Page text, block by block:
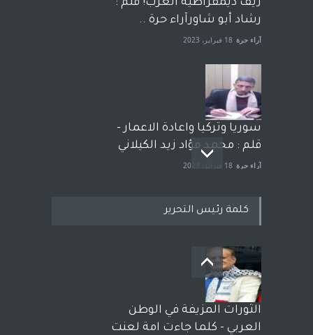
زيف ديمقراطية الغرب! قلم :
رشاد أبو شاورآراء حرة ..
آراء حرة 18 فبراير، 2023
سوريا وتركيا واعادة الاعمار -
قلم : محمد فؤاد زيد الكيلاني
آراء حرة 18 فبراير، 2023
بعد معارك قضائية طاحنة كتب
وترافع فيها بنفسه مرة اخرى..
الشيخ طارق يوسف يقهر
الحكومة الأمريكية ، فأعطوه
الجنسية عن يد وهم صاغرون،
كلمة رئيس التحرير
الثورات المزيفة في الوطن
العربي - كلما جاءت امة لعنت